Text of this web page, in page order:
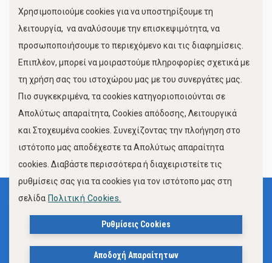
Κίνηση Λιμένος
FOLLOW US
Όροι Χρήσης
Πολιτική Προστασίας Προσωπικών Δεδομένων
Πολιτική Cookies
Χρησιμοποιούμε cookies για να υποστηρίξουμε τη
λειτουργία, να αναλύσουμε την επισκεψιμότητα, να
προσωποποιήσουμε το περιεχόμενο και τις διαφημίσεις.
Επιπλέον, μπορεί να μοιραστούμε πληροφορίες σχετικά με
τη χρήση σας του ιστοχώρου μας με του συνεργάτες μας.
Πιο συγκεκριμένα, τα cookies κατηγοριοποιούνται σε
Απολύτως απαραίτητα, Cookies απόδοσης, Λειτουργικά
και Στοχευμένα cookies. Συνεχίζοντας την πλοήγηση στο
ιστότοπο μας αποδέχεστε τα Απολύτως απαραίτητα
cookies. Διαβάστε περισσότερα ή διαχειριστείτε τις
ρυθμίσεις σας για τα cookies για τον ιστότοπο μας στη
σελίδα Πολιτική Cookies.
Ρυθμίσεις Cookies
Αποδοχή Απαραίτητων